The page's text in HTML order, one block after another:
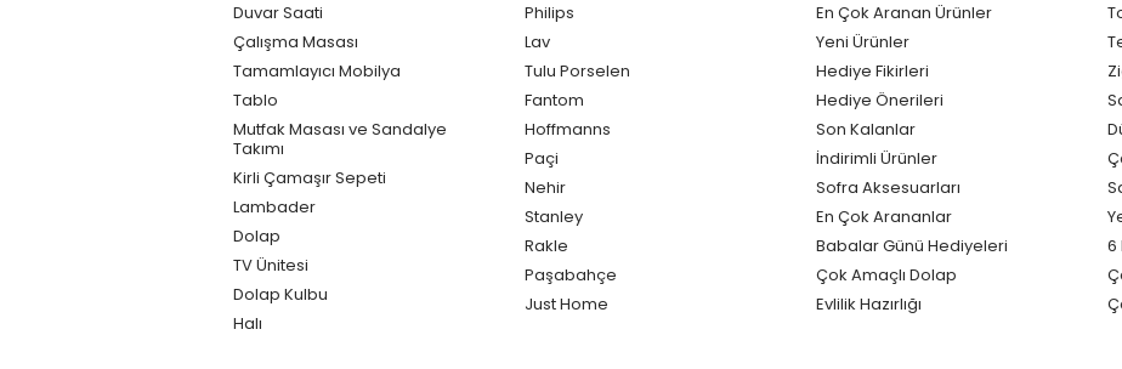
Duvar Saati
Çalışma Masası
Tamamlayıcı Mobilya
Tablo
Mutfak Masası ve Sandalye
Takımı
Kirli Çamaşır Sepeti
Lambader
Dolap
TV Ünitesi
Dolap Kulbu
Halı
Philips
Lav
Tulu Porselen
Fantom
Hoffmanns
Paçi
Nehir
Stanley
Rakle
Paşabahçe
Just Home
En Çok Aranan Ürünler
Yeni Ürünler
Hediye Fikirleri
Hediye Önerileri
Son Kalanlar
İndirimli Ürünler
Sofra Aksesuarları
En Çok Arananlar
Babalar Günü Hediyeleri
Çok Amaçlı Dolap
Evlilik Hazırlığı
6